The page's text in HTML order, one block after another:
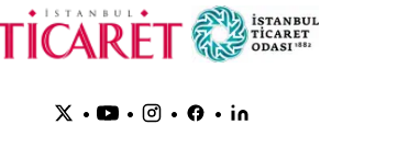
• • • •